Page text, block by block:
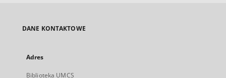
DANE KONTAKTOWE
Adres
Biblioteka UMCS